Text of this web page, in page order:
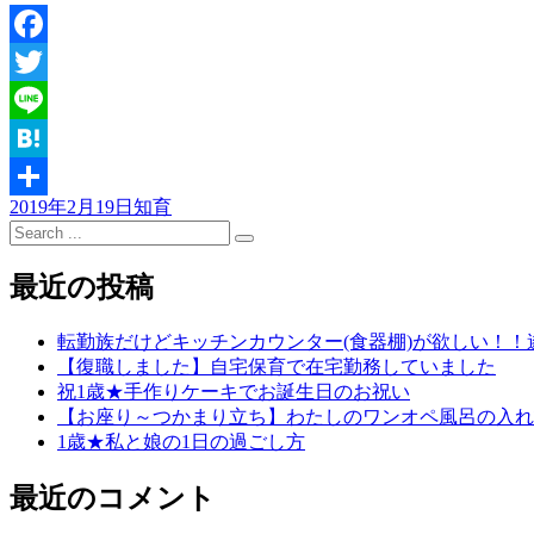
Facebook
Twitter
Line
Hatena
共
有
2019年2月19日 知育
Search
for:
最近の投稿
転勤族だけどキッチンカウンター(食器棚)が欲しい！！
【復職しました】自宅保育で在宅勤務していました
祝1歳★手作りケーキでお誕生日のお祝い
【お座り～つかまり立ち】わたしのワンオペ風呂の入
1歳★私と娘の1日の過ごし方
最近のコメント